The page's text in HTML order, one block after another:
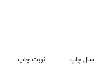
سال چاپ نوبت چاپ